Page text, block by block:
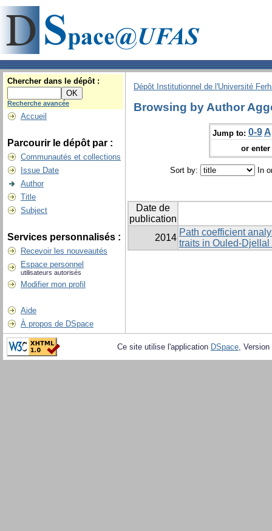
Chercher dans le dépôt :
Recherche avancée
Accueil
Parcourir le dépôt par :
Communautés et collections
Issue Date
Author
Title
Subject
Services personnalisés :
Recevoir les nouveautés
Espace personnel
utilisateurs autorisés
Modifier mon profil
Aide
À propos de DSpace
Dépôt Institutionnel de l'Université
Browsing by Author
Jump to: 0-9 A
or
Sort by: In
Date de
publication
2014
Path coefficient
traits in Ouled-Djellal
Ce site utilise l'application DSpace,